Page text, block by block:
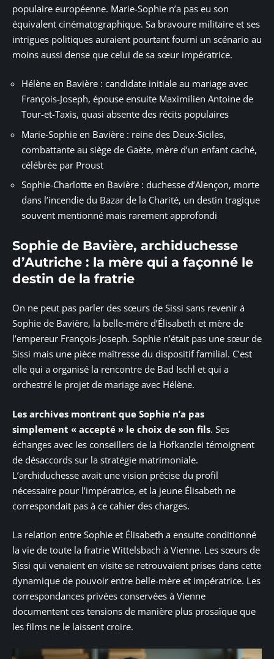
populaire européenne. Marie-Sophie n’a pas eu son
équivalent cinématographique. Sa bravoure militaire et ses
intrigues politiques auraient pourtant fourni un scénario au
moins aussi dense que celui de sa sœur impératrice.
Hélène en Bavière : candidate initiale au mariage avec
François-Joseph, épouse ensuite Maximilien Antoine de
Tour-et-Taxis, quasi absente des récits populaires
Marie-Sophie en Bavière : reine des Deux-Siciles,
combattante au siège de Gaète, mère d’un enfant caché,
célébrée par Proust
Sophie-Charlotte en Bavière : duchesse d’Alençon, morte
dans l’incendie du Bazar de la Charité, un destin tragique
souvent mentionné mais rarement approfondi
Sophie de Bavière, archiduchesse
d’Autriche : la mère qui a façonné le
destin de la fratrie
On ne peut pas parler des sœurs de Sissi sans revenir à
Sophie de Bavière, la belle-mère d’Élisabeth et mère de
l’empereur François-Joseph. Sophie n’était pas une sœur de
Sissi mais une pièce maîtresse du dispositif familial. C’est
elle qui a organisé la rencontre de Bad Ischl et qui a
orchestré le projet de mariage avec Hélène.
Les archives montrent que Sophie n’a pas
simplement « accepté » le choix de son fils. Ses
échanges avec les conseillers de la Hofkanzlei témoignent
de désaccords sur la stratégie matrimoniale.
L’archiduchesse avait une vision précise du profil
nécessaire pour l’impératrice, et la jeune Élisabeth ne
correspondait pas à ce cahier des charges.
La relation entre Sophie et Élisabeth a ensuite conditionné
la vie de toute la fratrie Wittelsbach à Vienne. Les sœurs de
Sissi qui venaient en visite se retrouvaient prises dans cette
dynamique de pouvoir entre belle-mère et impératrice. Les
correspondances privées conservées à Vienne
documentent ces tensions de manière plus prosaïque que
les films ne le laissent croire.